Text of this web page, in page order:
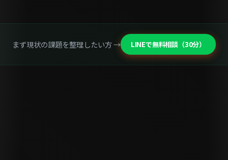
まず現状の課題を整理したい方 → LINEで無料相談（30分）